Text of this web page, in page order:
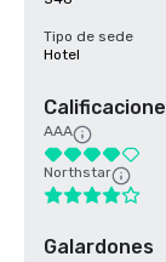
Tipo de sede
Hotel
AAA
Northstar
Galardones